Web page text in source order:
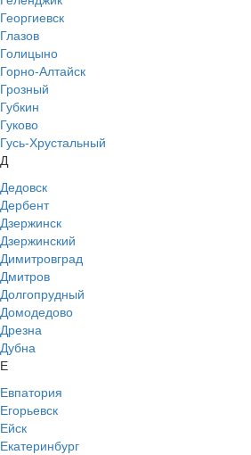
Георгиевск
Глазов
Голицыно
Горно-Алтайск
Грозный
Губкин
Гуково
Гусь-Хрустальный
Д
Дедовск
Дербент
Дзержинск
Дзержинский
Димитровград
Дмитров
Долгопрудный
Домодедово
Дрезна
Дубна
Е
Евпатория
Егорьевск
Ейск
Екатеринбург